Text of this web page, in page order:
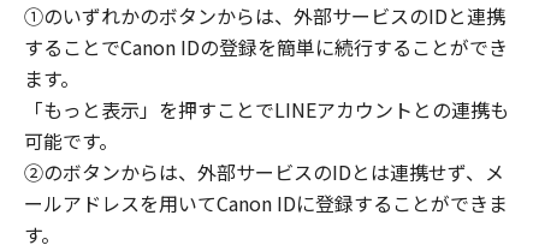
①のいずれかのボタンからは、外部サービスのIDと連携
することでCanon IDの登録を簡単に続行することができ
ます。
「もっと表示」を押すことでLINEアカウントとの連携も
可能です。
②のボタンからは、外部サービスのIDとは連携せず、メ
ールアドレスを用いてCanon IDに登録することができま
す。